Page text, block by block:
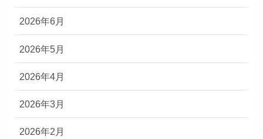
2026年6月
2026年5月
2026年4月
2026年3月
2026年2月